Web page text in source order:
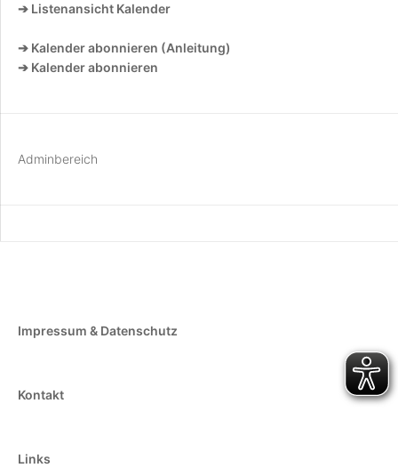
➔ Listenansicht Kalender
➔ Kalender abonnieren (Anleitung)
➔ Kalender abonnieren
Adminbereich
Impressum & Datenschutz
Kontakt
Links